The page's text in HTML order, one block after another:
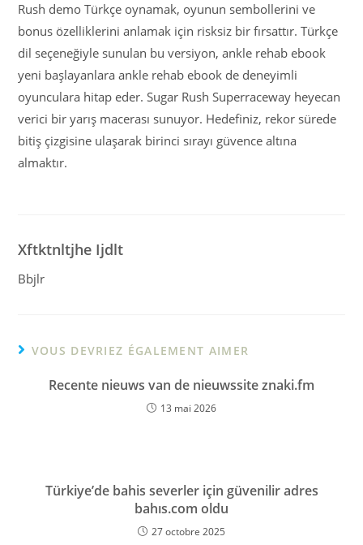
Rush demo Türkçe oynamak, oyunun sembollerini ve
bonus özelliklerini anlamak için risksiz bir fırsattır. Türkçe
dil seçeneğiyle sunulan bu versiyon, ankle rehab ebook
yeni başlayanlara ankle rehab ebook de deneyimli
oyunculara hitap eder. Sugar Rush Superraceway heyecan
verici bir yarış macerası sunuyor. Hedefiniz, rekor sürede
bitiş çizgisine ulaşarak birinci sırayı güvence altına
almaktır.
Xftktnltjhe Ijdlt
Bbjlr
VOUS DEVRIEZ ÉGALEMENT AIMER
Recente nieuws van de nieuwssite znaki.fm
13 mai 2026
Türkiye’de bahis severler için güvenilir adres
bahıs.com oldu
27 octobre 2025